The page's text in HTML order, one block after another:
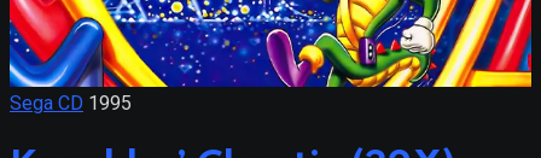
Sega CD 1995